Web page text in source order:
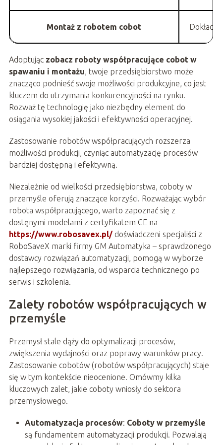
Montaż z robotem cobot
Adoptując zobacz roboty współpracujące cobot w
spawaniu i montażu, twoje przedsiębiorstwo może
znacząco podnieść swoje możliwości produkcyjne, co jest
kluczem do utrzymania konkurencyjności na rynku.
Rozważ tę technologię jako niezbędny element do
osiągania wysokiej jakości i efektywności operacyjnej.
Zastosowanie robotów współpracujących rozszerza
możliwości produkcji, czyniąc automatyzację procesów
bardziej dostępną i efektywną.
Niezależnie od wielkości przedsiębiorstwa, coboty w
przemyśle oferują znaczące korzyści. Rozważając wybór
robota współpracującego, warto zapoznać się z
dostęnymi modelami z certyfikatem CE na
https://www.robosavex.pl/doświadczeni specjaliści z
RoboSaveX marki firmy GM Automatyka – sprawdzonego
dostawcy rozwiązań automatyzacji, pomogą w wyborze
najlepszego rozwiązania, od wsparcia technicznego po
serwis i szkolenia.
Zalety robotów współpracujących w
przemyśle
Przemysł stale dąży do optymalizacji procesów,
zwiększenia wydajności oraz poprawy warunków pracy.
Zastosowanie cobotów (robotów współpracujących) staje
się w tym kontekście nieocenione. Omówmy kilka
kluczowych zalet, jakie coboty wniosły do sektora
przemysłowego.
Automatyzacja procesów: Coboty w przemyśle
są fundamentem automatyzacji produkcji. Pozwalają